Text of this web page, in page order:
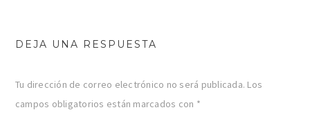
DEJA UNA RESPUESTA
Tu dirección de correo electrónico no será publicada. Los
campos obligatorios están marcados con *